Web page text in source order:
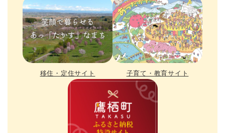
移住・定住サイト 子育て・教育サイト